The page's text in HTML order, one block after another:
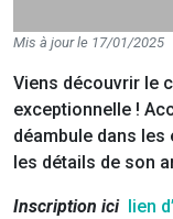
Mis à jour le 17/01/2025
Viens découvrir le
exceptionnelle !
déambule dans
les détails de son
Inscription ici
lien